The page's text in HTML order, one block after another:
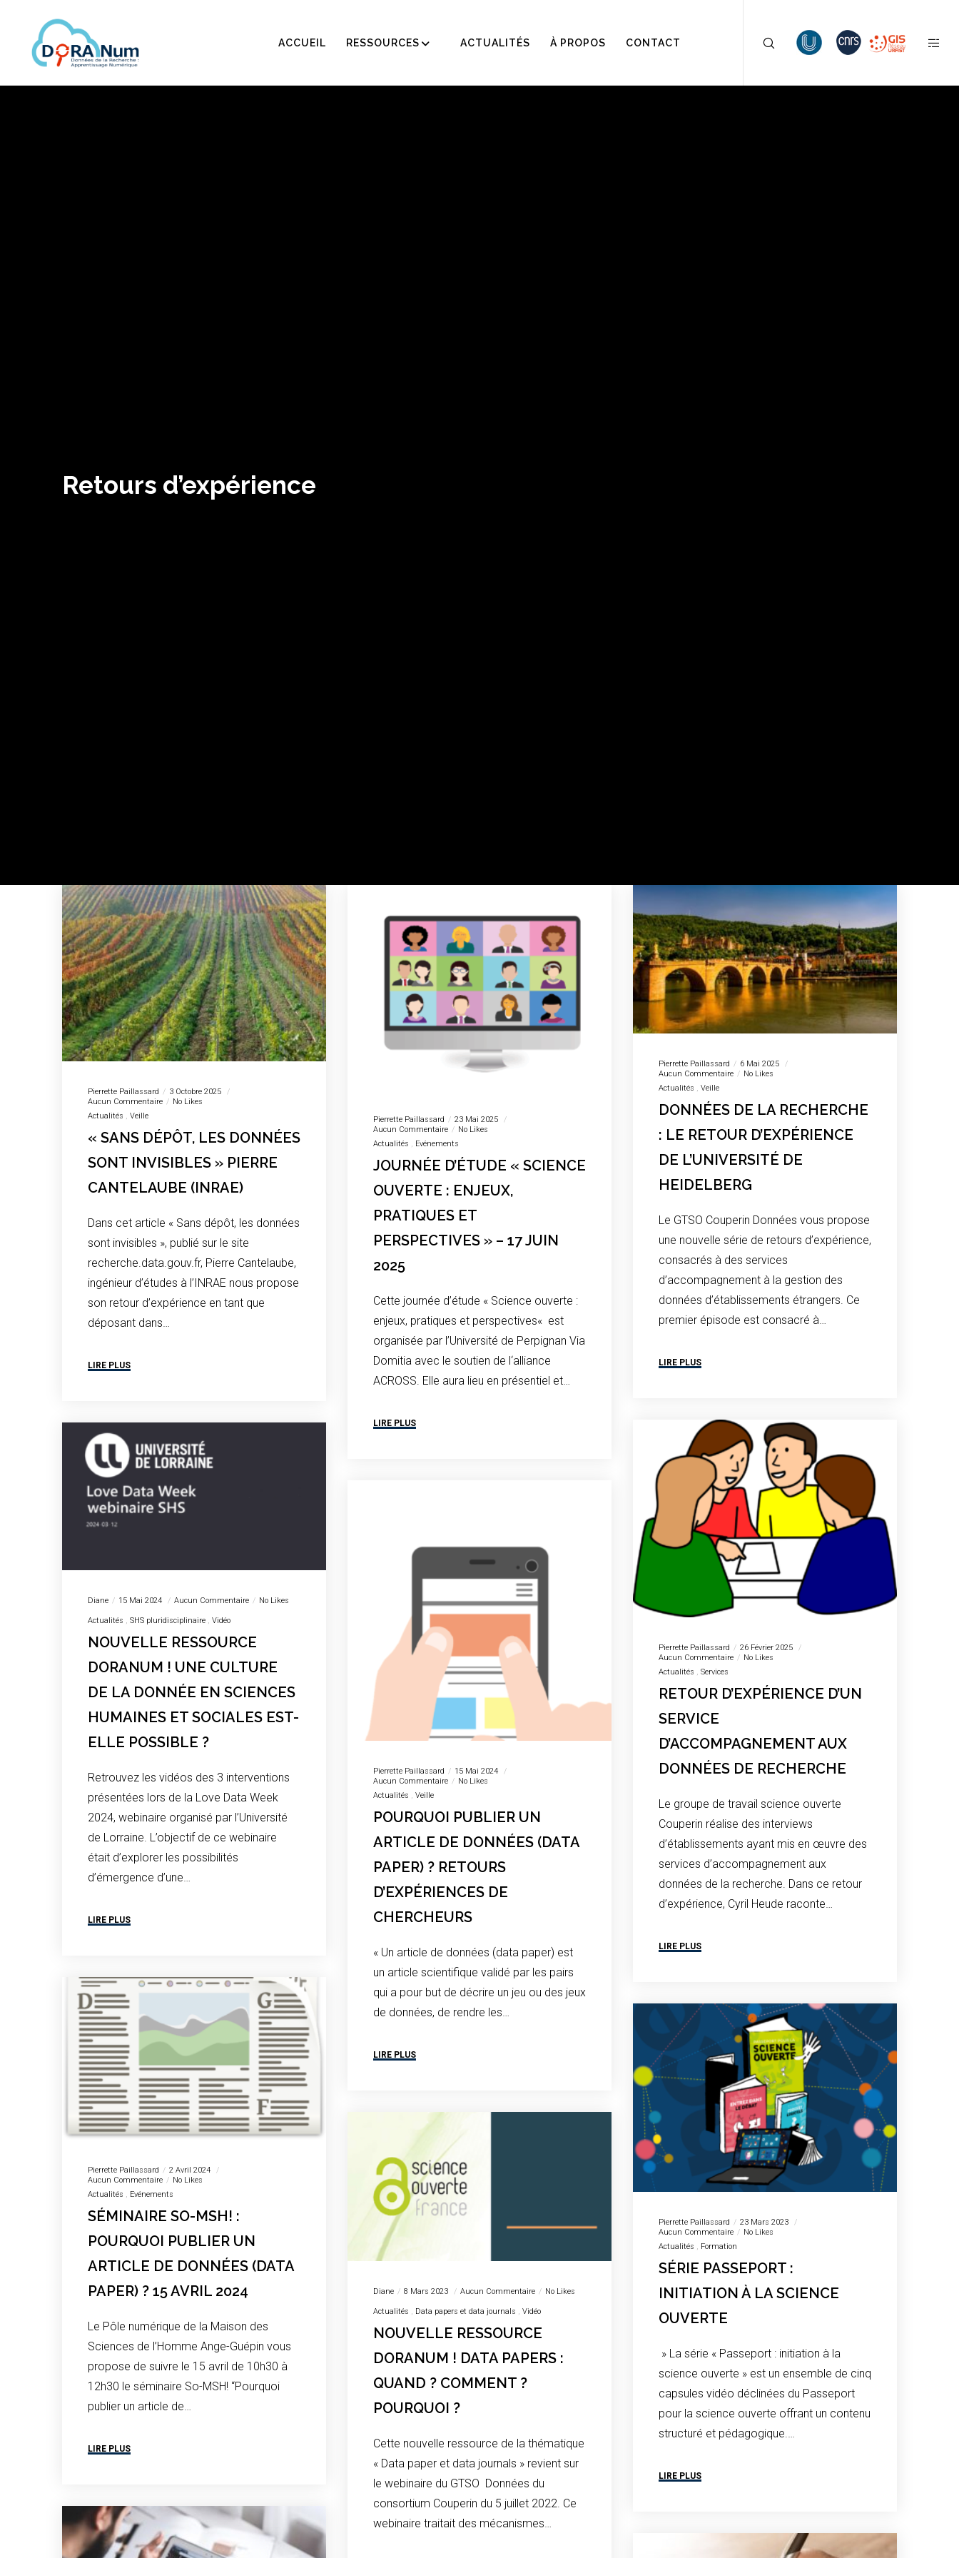
ACCUEIL RESSOURCES ACTUALITÉS À PROPOS CONTACT
Retours d’expérience
Pierrette Paillassard
3 Octobre 2025
Aucun Commentaire
No Likes
Actualités
Veille
« SANS DÉPÔT, LES DONNÉES
SONT INVISIBLES » PIERRE
CANTELAUBE (INRAE)
Dans cet article « Sans dépôt, les données
sont invisibles », publié sur le site
recherche.data.gouv.fr, Pierre Cantelaube,
ingénieur d’études à l’INRAE nous propose
son retour d’expérience en tant que
déposant dans…
LIRE PLUS
Pierrette Paillassard
23 Mai 2025
Aucun Commentaire
No Likes
Actualités
Evénements
JOURNÉE D’ÉTUDE « SCIENCE
OUVERTE : ENJEUX,
PRATIQUES ET
PERSPECTIVES » – 17 JUIN
2025
Cette journée d’étude « Science ouverte :
enjeux, pratiques et perspectives« est
organisée par l’Université de Perpignan Via
Domitia avec le soutien de l‘alliance
ACROSS. Elle aura lieu en présentiel et…
LIRE PLUS
Pierrette Paillassard
6 Mai 2025
Aucun Commentaire
No Likes
Actualités
Veille
DONNÉES DE LA RECHERCHE
: LE RETOUR D’EXPÉRIENCE
DE L’UNIVERSITÉ DE
HEIDELBERG
Le GTSO Couperin Données vous propose
une nouvelle série de retours d’expérience,
consacrés à des services
d’accompagnement à la gestion des
données d’établissements étrangers. Ce
premier épisode est consacré à…
LIRE PLUS
Pierrette Paillassard
26 Février 2025
Aucun Commentaire
No Likes
Actualités
Services
RETOUR D’EXPÉRIENCE D’UN
SERVICE
D’ACCOMPAGNEMENT AUX
DONNÉES DE RECHERCHE
Le groupe de travail science ouverte
Couperin réalise des interviews
d’établissements ayant mis en œuvre des
services d’accompagnement aux
données de la recherche. Dans ce retour
d’expérience, Cyril Heude raconte…
LIRE PLUS
Diane 15 Mai 2024 Aucun Commentaire No Likes
Actualités SHS pluridisciplinaire Vidéo
NOUVELLE RESSOURCE
DORANUM ! UNE CULTURE
DE LA DONNÉE EN SCIENCES
HUMAINES ET SOCIALES EST-
ELLE POSSIBLE ?
Retrouvez les vidéos des 3 interventions
présentées lors de la Love Data Week
2024, webinaire organisé par l’Université
de Lorraine. L’objectif de ce webinaire
était d’explorer les possibilités
d’émergence d’une…
LIRE PLUS
Pierrette Paillassard
15 Mai 2024
Aucun Commentaire
No Likes
Actualités
Veille
POURQUOI PUBLIER UN
ARTICLE DE DONNÉES (DATA
PAPER) ? RETOURS
D’EXPÉRIENCES DE
CHERCHEURS
« Un article de données (data paper) est
un article scientifique validé par les pairs
qui a pour but de décrire un jeu ou des jeux
de données, de rendre les…
LIRE PLUS
Pierrette Paillassard
2 Avril 2024
Aucun Commentaire
No Likes
Actualités
Evénements
SÉMINAIRE SO-MSH! :
POURQUOI PUBLIER UN
ARTICLE DE DONNÉES (DATA
PAPER) ? 15 AVRIL 2024
Le Pôle numérique de la Maison des
Sciences de l’Homme Ange-Guépin vous
propose de suivre le 15 avril de 10h30 à
12h30 le séminaire So-MSH! “Pourquoi
publier un article de…
LIRE PLUS
Pierrette Paillassard
23 Mars 2023
Aucun Commentaire
No Likes
Actualités
Formation
SÉRIE PASSEPORT :
INITIATION À LA SCIENCE
OUVERTE
» La série « Passeport : initiation à la
science ouverte » est un ensemble de cinq
capsules vidéo déclinées du Passeport
pour la science ouverte offrant un contenu
structuré et pédagogique.…
LIRE PLUS
Diane 8 Mars 2023 Aucun Commentaire No Likes
Actualités Data papers et data journals Vidéo
NOUVELLE RESSOURCE
DORANUM ! DATA PAPERS :
QUAND ? COMMENT ?
POURQUOI ?
Cette nouvelle ressource de la thématique
« Data paper et data journals » revient sur
le webinaire du GTSO Données du
consortium Couperin du 5 juillet 2022. Ce
webinaire traitait des mécanismes…